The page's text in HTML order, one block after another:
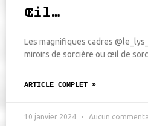
Œil…
Les magnifiques cadres
miroirs de sorcière ou œil de
ARTICLE COMPLET »
10 janvier 2024 Aucun